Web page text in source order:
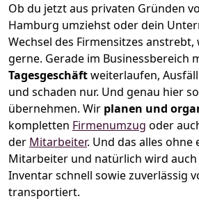
Ob du jetzt aus privaten Gründen
Hamburg umziehst oder dein
Wechsel des Firmensitzes
gerne. Gerade im Businessbereich
Tagesgeschäftweiterlaufen,
und schaden nur. Und genau hier
übernehmen. Wir planen und
kompletten Firmenumzug oder
der Mitarbeiter. Und das alles ohne
Mitarbeiter und natürlich wird auch
Inventar schnell sowie zuverlässig
transportiert.